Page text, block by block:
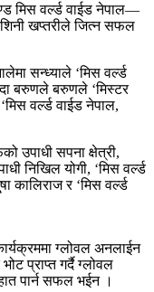
मिस वर्ल्ड वाईड नेपाल—
खप्तरीले जित्न सफल
सन्ध्याले ‘मिस वर्ल्ड
बरुणले बरुणले ‘मिस्टर
वर्ल्ड वाईड नेपाल,
उपाधी सपना क्षेत्री,
निखिल योगी, ‘मिस वर्ल्ड
कालिराज र ‘मिस वर्ल्ड
ग्लोवल अनलाईन
प्राप्त गर्दै ग्लोवल
पार्न सफल भईन ।